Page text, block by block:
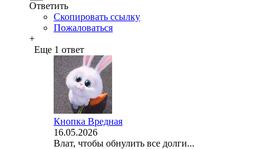
Ответить
Скопировать ссылку
Пожаловаться
+
Еще 1 ответ
Кнопка Вредная
16.05.2026
Влат, чтобы обнулить все долги...